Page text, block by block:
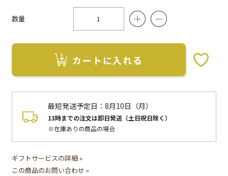
数量
カートに入れる
最短発送予定日：8月10日（月）
13時までの注文は即日発送（土日祝日除く）
※在庫ありの商品の場合
ギフトサービスの詳細 »
この商品のお問い合わせ »